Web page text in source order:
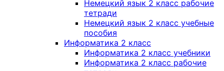
Немецкий язык 2 класс рабочие
тетради
Немецкий язык 2 класс учебные
пособия
Информатика 2 класс
Информатика 2 класс учебники
Информатика 2 класс рабочие